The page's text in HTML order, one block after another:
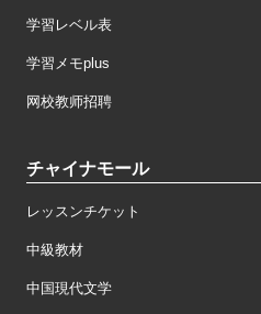
学習レベル表
学習メモplus
网校教师招聘
チャイナモール
レッスンチケット
中級教材
中国現代文学